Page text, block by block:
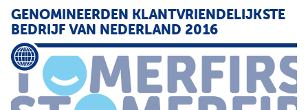
GENOMINEERDEN KLANTVRIENDELIJKSTE
BEDRIJF VAN NEDERLAND 2016